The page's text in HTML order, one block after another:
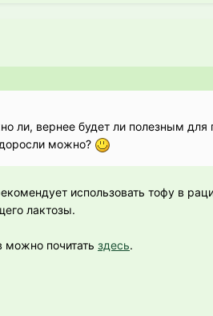
ли, вернее будет ли полезным для
можно?
использовать тофу в
лактозы.
можно почитать здесь.